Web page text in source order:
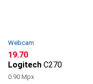
Webcam
CHF
19.70
Logitech C270
0.90 Mpx